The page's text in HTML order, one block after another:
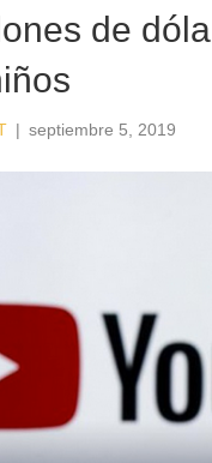
de
| septiembre 5, 2019